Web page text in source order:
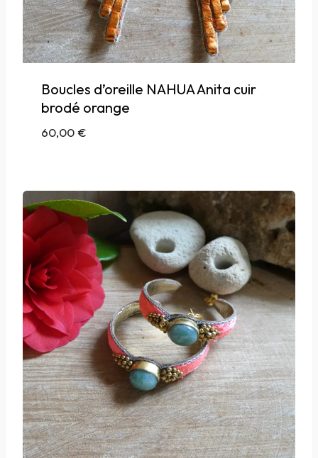
Boucles d’oreille NAHUA Anita cuir
brodé orange
60,00€